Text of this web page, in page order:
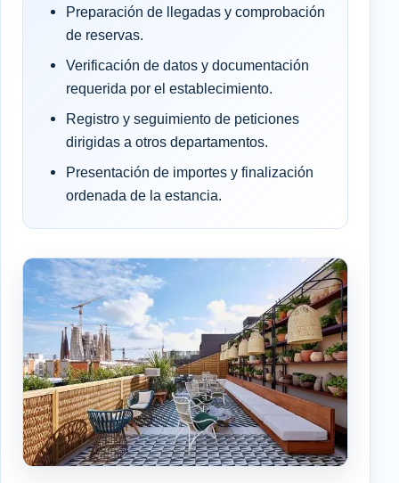
Preparación de llegadas y comprobación
de reservas.
Verificación de datos y documentación
requerida por el establecimiento.
Registro y seguimiento de peticiones
dirigidas a otros departamentos.
Presentación de importes y finalización
ordenada de la estancia.